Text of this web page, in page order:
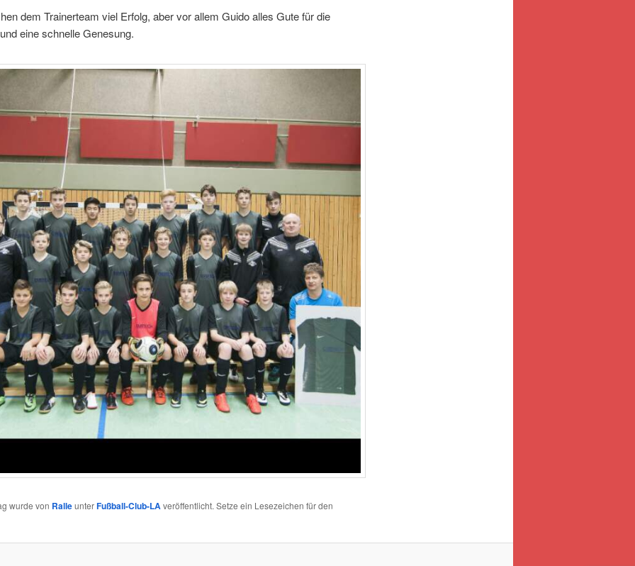
dem Trainerteam viel Erfolg, aber vor allem Guido alles Gute für die
eine schnelle Genesung.
wurde von RalleunterFußball-Club-LAveröffentlicht. Setze ein Lesezeichen für den